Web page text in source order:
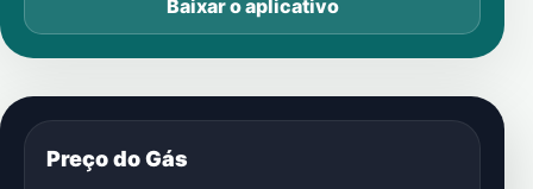
Baixar o aplicativo
Preço do Gás